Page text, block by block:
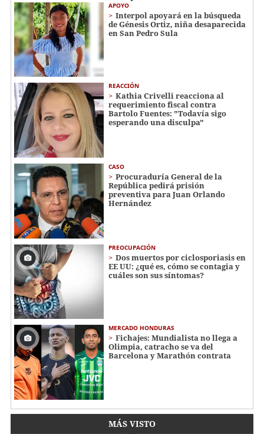
APOYO
Interpol apoyará en la búsqueda
de Génesis Ortiz, niña desaparecida
en San Pedro Sula
REACCIÓN
Kathia Crivelli reacciona al
requerimiento fiscal contra
Bartolo Fuentes: "Todavía sigo
esperando una disculpa"
CASO
Procuraduría General de la
República pedirá prisión
preventiva para Juan Orlando
Hernández
PREOCUPACIÓN
Dos muertos por ciclosporiasis en
EE UU: ¿qué es, cómo se contagia y
cuáles son sus síntomas?
MERCADO HONDURAS
Fichajes: Mundialista no llega a
Olimpia, catracho se va del
Barcelona y Marathón contrata
MÁS VISTO